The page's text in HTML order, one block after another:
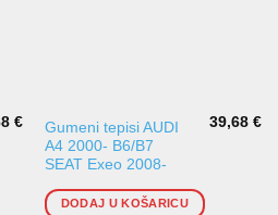
€
Gumeni tepisi AUDI
A4 2000- B6/B7
SEAT Exeo 2008-
39,68€
DODAJ U KOŠARICU